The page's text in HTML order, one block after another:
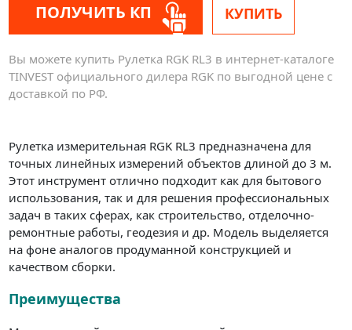
ПОЛУЧИТЬ КП КУПИТЬ
Вы можете купить Рулетка RGK RL3 в интернет-каталоге
TINVEST официального дилера RGK по выгодной цене с
доставкой по РФ.
Рулетка измерительная RGK RL3 предназначена для
точных линейных измерений объектов длиной до 3 м.
Этот инструмент отлично подходит как для бытового
использования, так и для решения профессиональных
задач в таких сферах, как строительство, отделочно-
ремонтные работы, геодезия и др. Модель выделяется
на фоне аналогов продуманной конструкцией и
качеством сборки.
Преимущества